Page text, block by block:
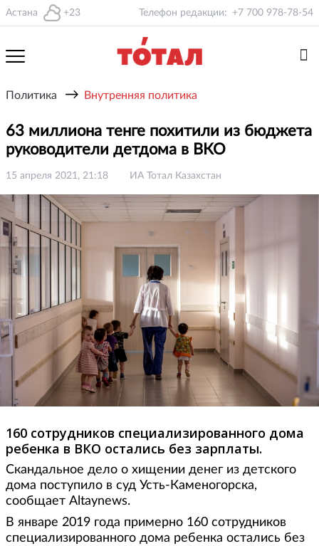
Астана +23 Телефон редакции: +7 700 978-78-54
Политика → Внутренняя политика
63 миллиона тенге похитили из бюджета
руководители детдома в ВКО
15 апреля 2021, 21:18 ИА Тотал Казахстан
160 сотрудников специализированного дома
ребенка в ВКО остались без зарплаты.
Скандальное дело о хищении денег из детского
дома поступило в суд Усть-Каменогорска,
сообщает Altaynews.
В январе 2019 года примерно 160 сотрудников
специализированного дома ребенка остались без